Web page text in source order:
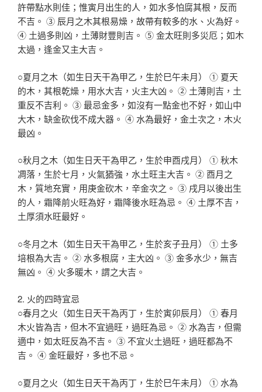
許帶點水則佳；惟寅月出生的人，如水多怕腐其根，反而
不吉。 ③ 辰月之木其根易燥，故帶有較多的水、火為好。
④ 土過多則凶，土薄財豐則吉。 ⑤ 金太旺則多災厄；如木
太過，逢金又主大吉。
○夏月之木（如生日天干為甲乙，生於巳午未月） ① 夏天
的木，其根乾燥，用水大吉，火主大凶。 ② 土薄則吉，土
重反不吉利。 ③ 最忌金多，如沒有一點金也不好，如山中
大木，缺金砍伐不成大器。 ④ 水為最好，金土次之，木火
最凶。
○秋月之木（如生日天干為甲乙，生於申酉戌月） ① 秋木
凋落，生於七月，火氣猶強，水土旺主大吉。 ② 酉月之
木，質地充實，用庚金砍木，辛金次之。 ③ 戌月以後出生
的人，霜降前火旺為好，霜降後水旺為忌。 ④ 土厚不吉，
土厚須水旺最好。
○冬月之木（如生日天干為甲乙，生於亥子丑月） ① 土多
培根為大吉。 ② 水多根腐，主大凶。 ③ 金多水少，無吉
無凶。 ④ 火多暖木，謂之大吉。
2. 火的四時宜忌
○春月之火（如生日天干為丙丁，生於寅卯辰月） ① 春月
木火皆為吉，但木不宜過旺，過旺為忌。 ② 水為吉，但需
適中，如太旺反為不吉。 ③ 不宜火土過旺，過旺都為不
吉。 ④ 金旺最好，多也不忌。
○夏月之火（如生日天干為丙丁，生於巳午未月） ① 水為